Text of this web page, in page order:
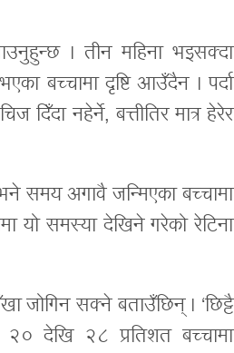
। तीन महिना भइसक्दा
बच्चामा दृष्टि आउँदैन । पर्दा
नहेर्ने, बत्तीतिर मात्र हेरेर
समय अगावै जन्मिएका बच्चामा
यो समस्या देखिने गरेको रेटिना
जोगिन सक्ने बताउँछिन् । ‘छिट्टै
देखि २८ प्रतिशत बच्चामा